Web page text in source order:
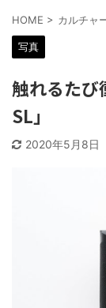
HOME > カルチャ
写真
触れるたび
SL」
2020年5月8日